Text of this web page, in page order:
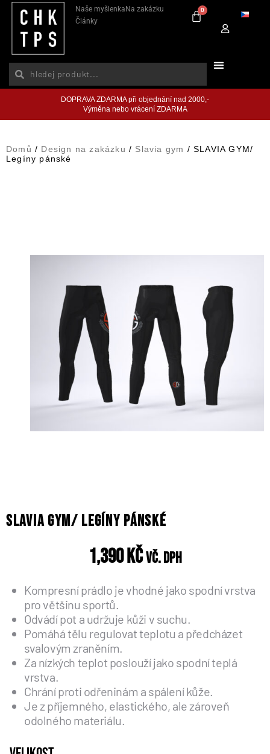
Naše myšlenka Na zakázku
Články
0
DOPRAVA ZDARMA při objednání nad 2000,-
Výměna nebo vrácení ZDARMA
Domů / Design na zakázku / Slavia gym / SLAVIA GYM/
Legíny pánské
SLAVIA GYM/ LEGÍNY PÁNSKÉ
1,390Kčvč. DPH
Kompresní prádlo je vhodné jako spodní vrstva
pro většinu sportů.
Odvádí pot a udržuje kůži v suchu.
Pomáhá tělu regulovat teplotu a předcházet
svalovým zraněním.
Za nízkých teplot poslouží jako spodní teplá
vrstva.
Chrání proti odřeninám a spálení kůže.
Je z příjemného, elastického, ale zároveň
odolného materiálu.